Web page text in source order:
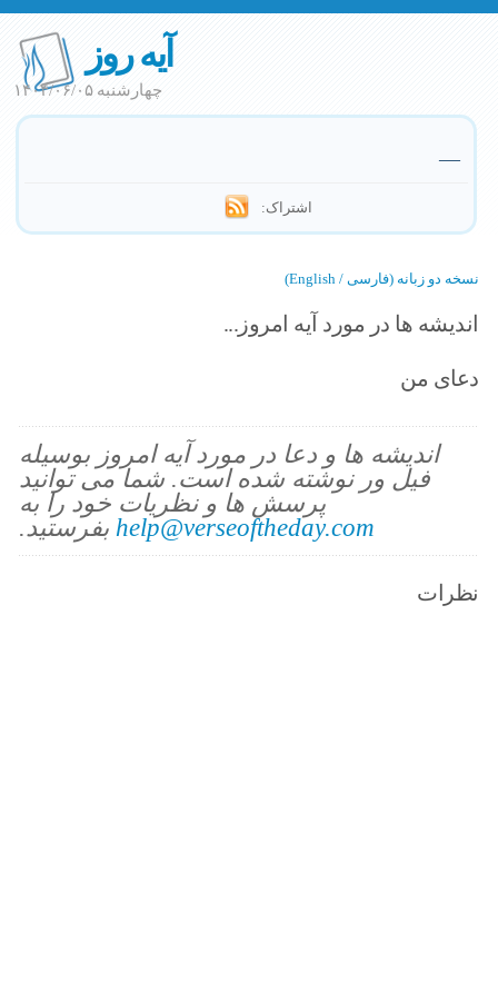
آیه روز
چهارشنبه ۱۴۰۴/۰۶/۰۵
—
اشتراک:
نسخه دو زبانه (فارسی / English)
اندیشه ها در مورد آیه امروز...
دعای من
اندیشه ها و دعا در مورد آیه امروز بوسیله
فیل ور نوشته شده است. شما می توانید
پرسش ها و نظریات خود را به
help@verseoftheday.com بفرستید.
نظرات